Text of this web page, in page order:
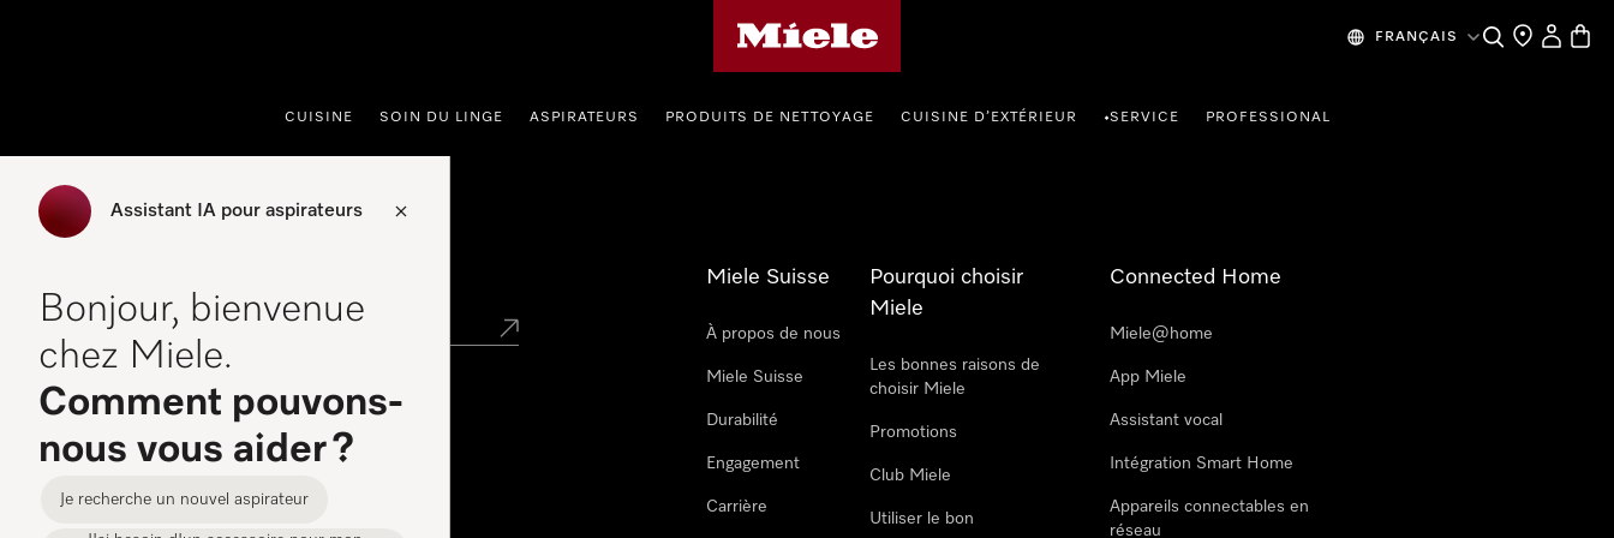
FRANÇAIS SearchFind a store
My
CUISINE SOIN DU LINGE ASPIRATEURS PRODUITS DE NETTOYAGE CUISINE D’EXTÉRIEUR •SERVICE PROFESSIONAL
Assistant IA pour aspirateurs
Bonjour, bienvenue
chez Miele.
Comment pouvons-
nous vous aider ?
Je recherche un nouvel aspirateur
Miele Experience Center
Miele Experience Center Crissier
Miele Suisse
À propos de nous
Miele Suisse
Durabilité
Engagement
Carrière
Pourquoi choisir
Miele
Les bonnes raisons de
choisir Miele
Promotions
Club Miele
Utiliser le bon
Connected Home
Miele@home
App Miele
Assistant vocal
Intégration Smart Home
Appareils connectables en
réseau